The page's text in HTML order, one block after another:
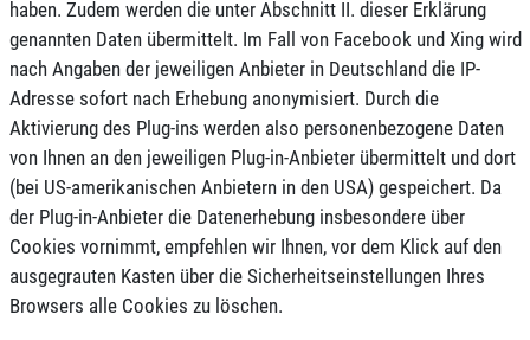
haben. Zudem werden die unter Abschnitt II. dieser Erklärung
genannten Daten übermittelt. Im Fall von Facebook und Xing wird
nach Angaben der jeweiligen Anbieter in Deutschland die IP-
Adresse sofort nach Erhebung anonymisiert. Durch die
Aktivierung des Plug-ins werden also personenbezogene Daten
von Ihnen an den jeweiligen Plug-in-Anbieter übermittelt und dort
(bei US-amerikanischen Anbietern in den USA) gespeichert. Da
der Plug-in-Anbieter die Datenerhebung insbesondere über
Cookies vornimmt, empfehlen wir Ihnen, vor dem Klick auf den
ausgegrauten Kasten über die Sicherheitseinstellungen Ihres
Browsers alle Cookies zu löschen.